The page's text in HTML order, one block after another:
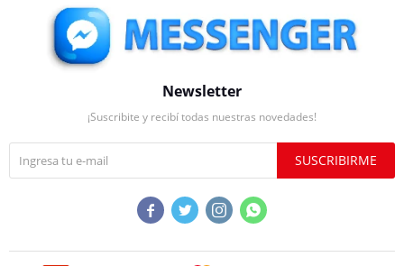
Newsletter
¡Suscribite y recibí todas nuestras novedades!
SUSCRIBIRME
   